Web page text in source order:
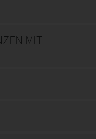
MIT